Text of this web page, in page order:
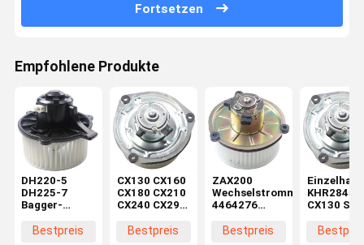
Fortsetzen
Empfohlene Produkte
DH220-5
DH225-7
Bagger-
K1040112
Bestpreis
CX130 CX160
CX180 CX210
CX240 CX290
Maschinenreparaturwerkstätten
Bestpreis
ZAX200
Wechselstrommotor
4464276
Baggerteile in
Bestpreis
KHR2845
CX130